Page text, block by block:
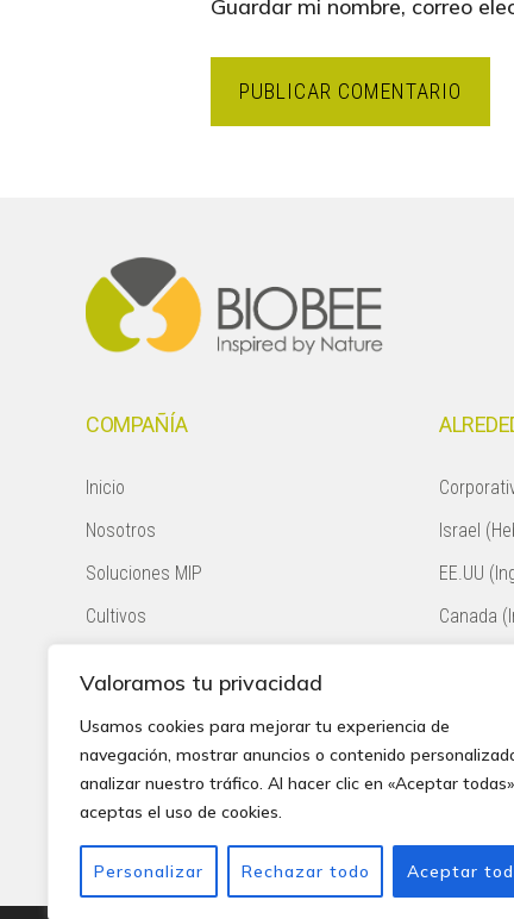
Valoramos tu privacidad
Usamos cookies para mejorar tu experiencia de
navegación, mostrar anuncios o contenido
analizar nuestro tráfico. Al hacer clic en «Aceptar
aceptas el uso de cookies.
Personalizar Rechazar todo Aceptar
Guardar mi nombre, correo
COMPAÑÍA
Inicio
Nosotros
Soluciones MIP
Cultivos
Politica de Proteccion
Contacto
Israel
EE.UU
Canada
Chile